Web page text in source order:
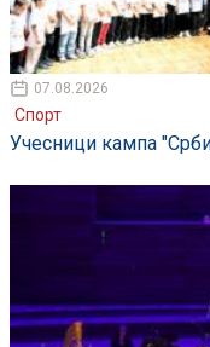
07.08.2026
Спорт
Учесници кампа